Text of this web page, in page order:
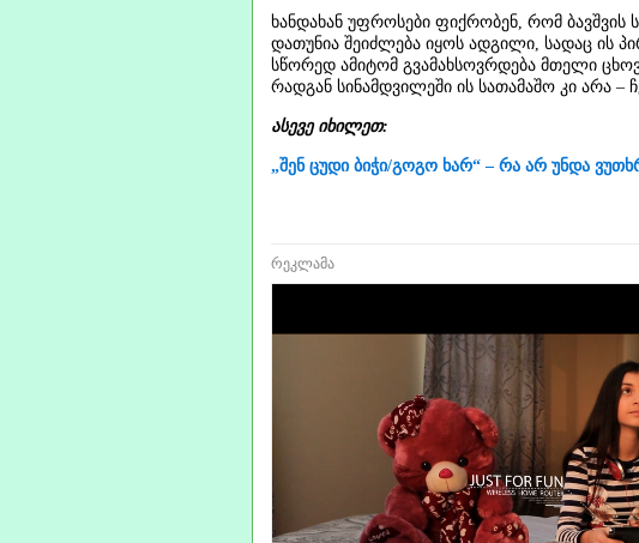
ხანდახან უფროსები ფიქრობენ, რომ ბავშვის
დათუნია შეიძლება იყოს ადგილი, სადაც ის
სწორედ ამიტომ გვამახსოვრდება მთელი
რადგან სინამდვილეში ის სათამაშო კი არა
ასევე იხილეთ:
„შენ ცუდი ბიჭი/გოგო ხარ“ – რა არ უნდა
რეკლამა